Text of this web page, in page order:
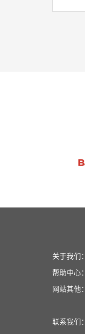
关于我们：
帮助中心：
网站其他：
联系我们：